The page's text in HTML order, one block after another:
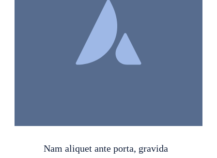
Nam aliquet ante porta, gravida